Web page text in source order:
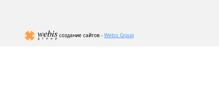
создание сайтов - Webis Group